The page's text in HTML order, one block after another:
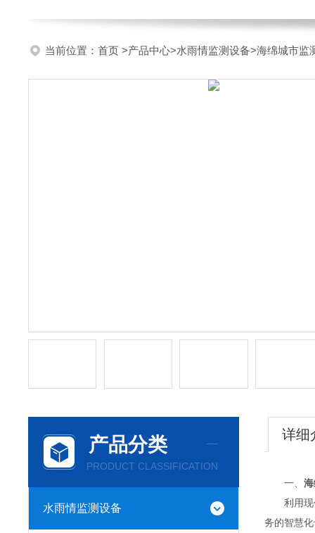
当前位置： 首页 >产品中心>水雨情监测设备>海绵城市监
产品分类
PRODUCT CLASSIFICATION
水雨情监测设备
详细
一、
利用现代
务的智慧